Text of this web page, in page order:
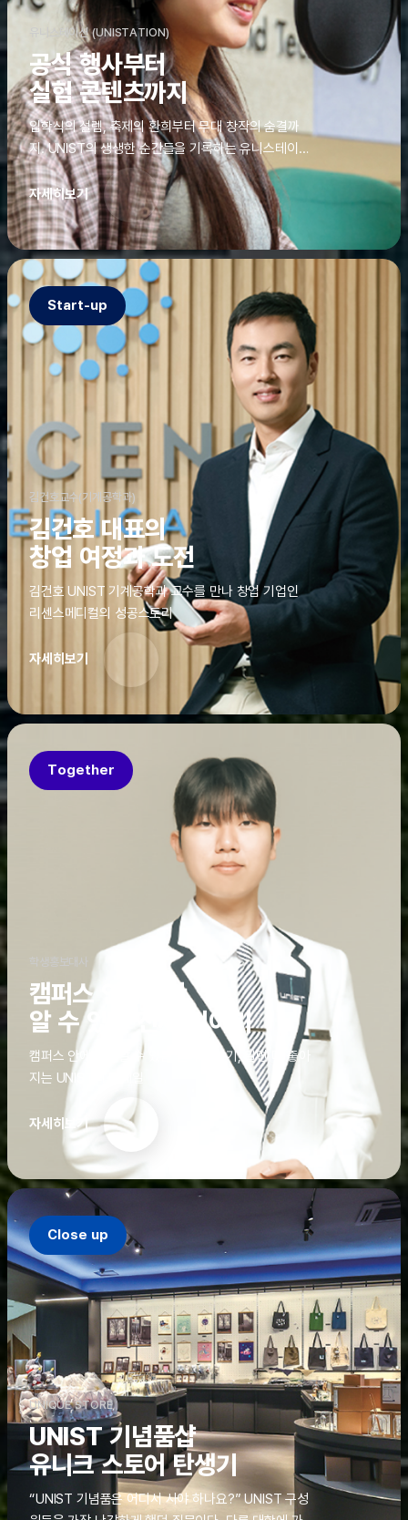
유니스테이션 (UNISTATION)
공식 행사부터
실험 콘텐츠까지
입학식의 설렘, 축제의 환희부터 무대 창작의 숨결까
지. UNIST의 생생한 순간들을 기록하는 유니스테이션
에는 청춘의 열정과 땀이 고스란히 쌓여 있었다. 그 기
록을 위해 편집실은 밤새 불을 밝히기도, 국원들은 소
파에 몸을 떨군 채 쪽잠을 자기도 한다. 이렇듯, 유니스
테이션의 성실한 기록이 있어, UNIST의 이야기는 오
늘도 새로운 빛으로 반짝일 수 있다.
자세히보기
Start-up
김건호교수(기계공학과)
김건호 대표의
창업 여정과 도전
김건호 UNIST 기계공학과 교수를 만나 창업 기업인
리센스메디컬의 성공스토리
자세히보기
Together
학생홍보대사
캠퍼스 안에서만
알 수 있는 진짜 이야기
캠퍼스 안에서만 알 수 있는 진짜 이야기, 알면 더 좋아
지는 UNIST의 디테일
자세히보기
Close up
UNIQUE STORE
UNIST 기념품샵
유니크 스토어 탄생기
“UNIST 기념품은 어디서 사야 하나요?” UNIST 구성